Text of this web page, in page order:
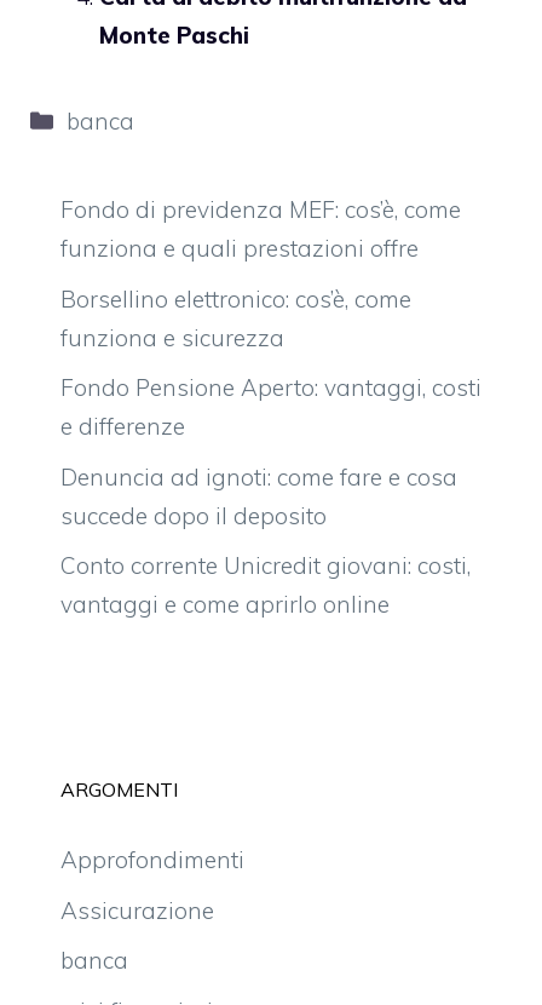
Monte Paschi
Categorie
banca
Fondo di previdenza MEF: cos’è, come
funziona e quali prestazioni offre
Borsellino elettronico: cos’è, come
funziona e sicurezza
Fondo Pensione Aperto: vantaggi, costi
e differenze
Denuncia ad ignoti: come fare e cosa
succede dopo il deposito
Conto corrente Unicredit giovani: costi,
vantaggi e come aprirlo online
ARGOMENTI
Approfondimenti
Assicurazione
banca